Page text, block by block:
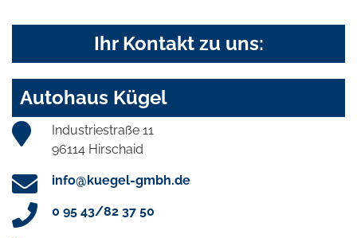
Ihr Kontakt zu uns:
Autohaus Kügel
Industriestraße 11
96114 Hirschaid
info@kuegel-gmbh.de
0 95 43/82 37 50